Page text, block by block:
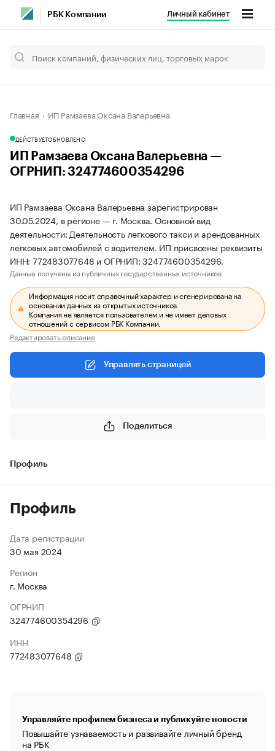
РБК Компании Личный кабинет
Главная ИП Рамзаева Оксана Валерьевна
ДЕЙСТВУЕТОБНОВЛЕНО
ИП Рамзаева Оксана Валерьевна —
ОГРНИП: 324774600354296
ИП Рамзаева Оксана Валерьевна зарегистрирован
30.05.2024, в регионе — г. Москва. Основной вид
деятельности: Деятельность легкового такси и арендованных
легковых автомобилей с водителем. ИП присвоены реквизиты
ИНН: 772483077648 и ОГРНИП: 324774600354296.
Данные получены из публичных государственных источников.
Информация носит справочный характер и сгенерирована на
основании данных из открытых источников.
Компания не является пользователем и не имеет деловых
отношений с сервисом РБК Компании.
Редактировать описание
Управлять страницей
Поделиться
Профиль
Профиль
Дата регистрации
30 мая 2024
Регион
г. Москва
ОГРНИП
324774600354296
ИНН
772483077648
Управляйте профилем бизнеса и публикуйте новости
Повышайте узнаваемость и развивайте личный бренд
на РБК